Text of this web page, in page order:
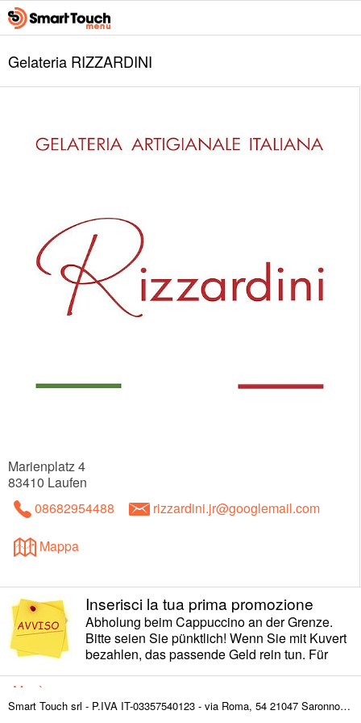
Gelateria RIZZARDINI
Marienplatz 4
83410 Laufen
08682954488
rizzardini.jr@googlemail.com
Mappa
Inserisci la tua prima promozione
Abholung beim Cappuccino an der Grenze.
Bitte seien Sie pünktlich! Wenn Sie mit Kuvert
bezahlen, das passende Geld rein tun. Für
Menù
Smart Touch srl - P.IVA IT-03357540123 - via Roma, 54 21047 Saronno (VA) ITALY